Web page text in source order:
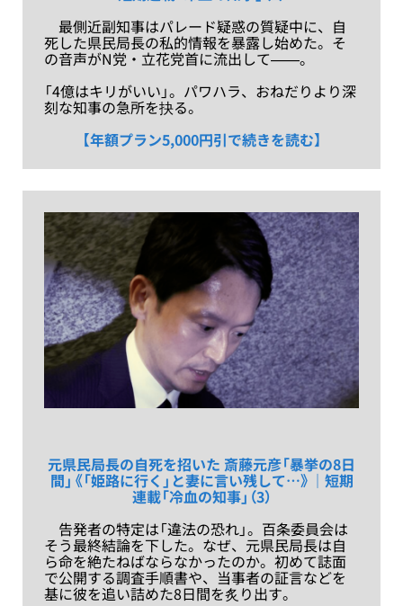
最側近副知事はパレード疑惑の質疑中に、自
死した県民局長の私的情報を暴露し始めた。そ
の音声がN党・立花党首に流出して——。
「4億はキリがいい」。パワハラ、おねだりより深
刻な知事の急所を抉る。
【年額プラン5,000円引で続きを読む】
元県民局長の自死を招いた 斎藤元彦「暴挙の8日
間」《「姫路に行く」と妻に言い残して…》｜短期
連載「冷血の知事」（3）
告発者の特定は「違法の恐れ」。百条委員会は
そう最終結論を下した。なぜ、元県民局長は自
ら命を絶たねばならなかったのか。初めて誌面
で公開する調査手順書や、当事者の証言などを
基に彼を追い詰めた8日間を炙り出す。